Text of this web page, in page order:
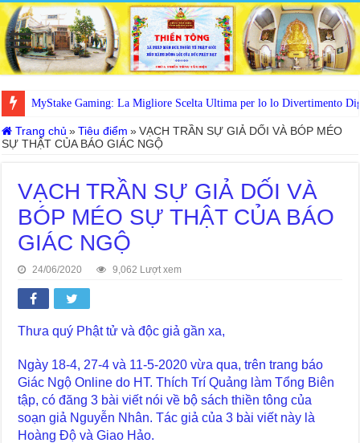
WinSpirit Mobile Casino: Your Ultimate Portal to Premium Gaming on
MyStake Gaming: La Migliore Scelta Ultima per lo lo Divertimento
Trang chủ » Tiêu điểm » VẠCH TRẦN SỰ GIẢ DỐI VÀ BÓP MÉO
SỰ THẬT CỦA BÁO GIÁC NGỘ
VẠCH TRẦN SỰ GIẢ DỐI VÀ
BÓP MÉO SỰ THẬT CỦA BÁO
GIÁC NGỘ
24/06/2020 9,062 Lượt xem
Thưa quý Phật tử và độc giả gần xa,
Ngày 18-4, 27-4 và 11-5-2020 vừa qua, trên trang báo
Giác Ngộ Online do HT. Thích Trí Quảng làm Tổng Biên
tập, có đăng 3 bài viết nói về bộ sách thiền tông của
soạn giả Nguyễn Nhân. Tác giả của 3 bài viết này là
Hoàng Độ và Giao Hảo.